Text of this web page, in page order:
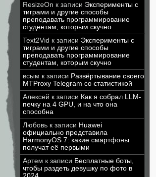
ResizeOn к записи Эксперименты с
тиграми и другие способы
преподавать программирование
студентам, которым скучно
Text2Vid к записи Эксперименты с
тиграми и другие способы
преподавать программирование
студентам, которым скучно
всым к записи Развёртывание своего
MTProxy Telegram со статистикой
Алексей к записи Как я собрал LLM-
печку на 4 GPU, и на что она
способна
Любовь к записи Huawei
официально представила
HarmonyOS 7: какие смартфоны
получат её первыми
Артем к записи Бесплатные боты,
чтобы раздеть девушку по фото в